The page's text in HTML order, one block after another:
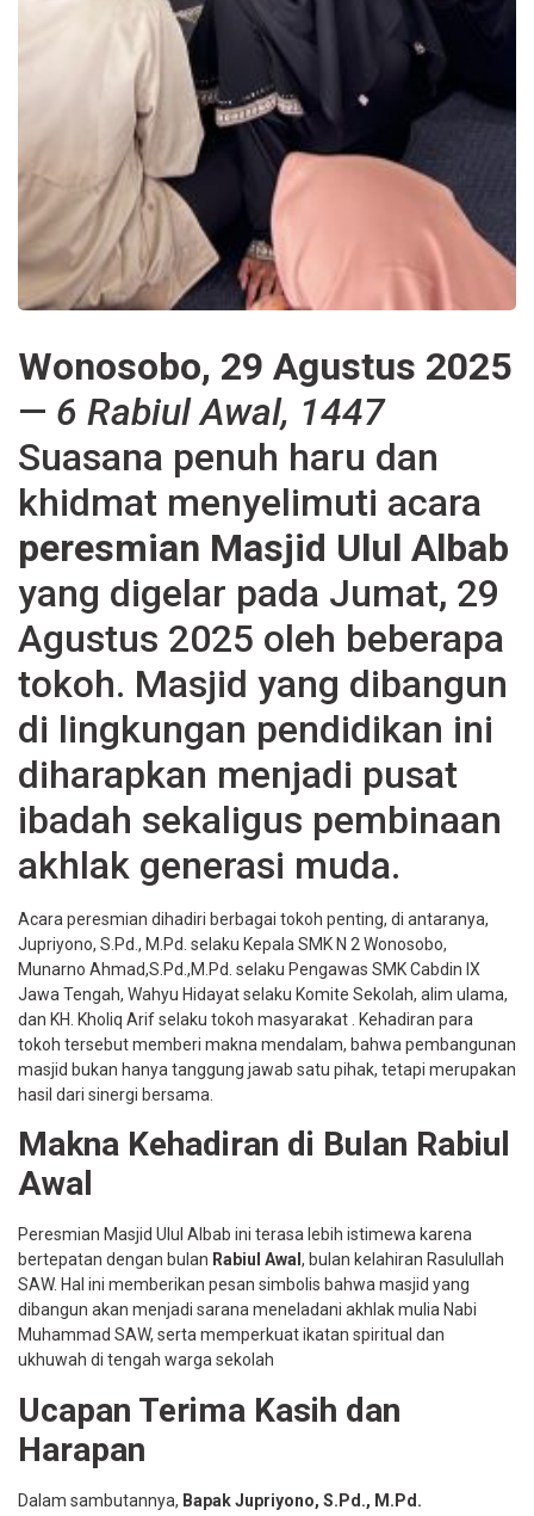
Wonosobo, 29 Agustus 2025
— 6 Rabiul Awal, 1447
Suasana penuh haru dan
khidmat menyelimuti acara
peresmian Masjid Ulul Albab
yang digelar pada Jumat, 29
Agustus 2025 oleh beberapa
tokoh. Masjid yang dibangun
di lingkungan pendidikan ini
diharapkan menjadi pusat
ibadah sekaligus pembinaan
akhlak generasi muda.
Acara peresmian dihadiri berbagai tokoh penting, di antaranya,
Jupriyono, S.Pd., M.Pd. selaku Kepala SMK N 2 Wonosobo,
Munarno Ahmad,S.Pd.,M.Pd. selaku Pengawas SMK Cabdin IX
Jawa Tengah, Wahyu Hidayat selaku Komite Sekolah, alim ulama,
dan KH. Kholiq Arif selaku tokoh masyarakat . Kehadiran para
tokoh tersebut memberi makna mendalam, bahwa pembangunan
masjid bukan hanya tanggung jawab satu pihak, tetapi merupakan
hasil dari sinergi bersama.
Makna Kehadiran di Bulan Rabiul
Awal
Peresmian Masjid Ulul Albab ini terasa lebih istimewa karena
bertepatan dengan bulan Rabiul Awal , bulan kelahiran Rasulullah
SAW. Hal ini memberikan pesan simbolis bahwa masjid yang
dibangun akan menjadi sarana meneladani akhlak mulia Nabi
Muhammad SAW, serta memperkuat ikatan spiritual dan
ukhuwah di tengah warga sekolah
Ucapan Terima Kasih dan
Harapan
Dalam sambutannya, Bapak Jupriyono, S.Pd., M.Pd.